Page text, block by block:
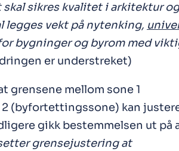
skal sikres kvalitet i arkitektur og
legges vekt på nytenking,
bygninger og byrom med
er understreket)
grensene mellom sone 1
(byfortettingssone) kan
gikk bestemmelsen ut på
grensejustering at